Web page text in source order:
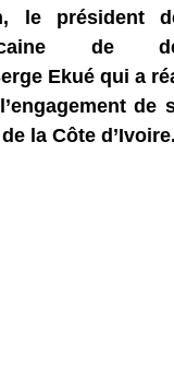
le président
de
Ekué qui a
de
la Côte d’Ivoire.